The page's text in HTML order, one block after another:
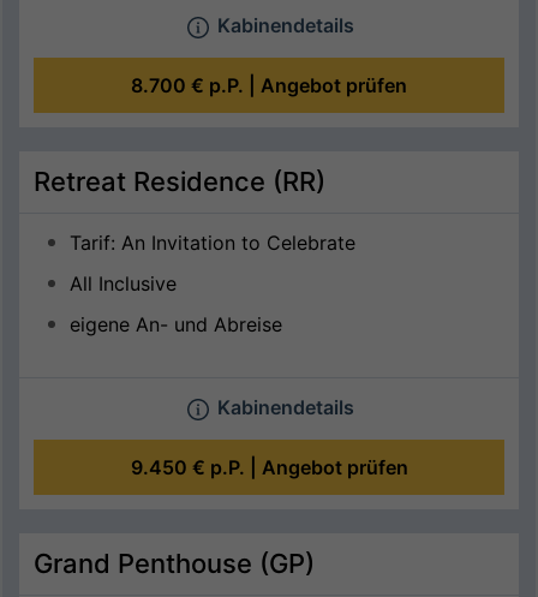
Kabinendetails
8.700 € p.P. | Angebot prüfen
Retreat Residence (RR)
Tarif: An Invitation to Celebrate
All Inclusive
eigene An- und Abreise
Kabinendetails
9.450 € p.P. | Angebot prüfen
Grand Penthouse (GP)